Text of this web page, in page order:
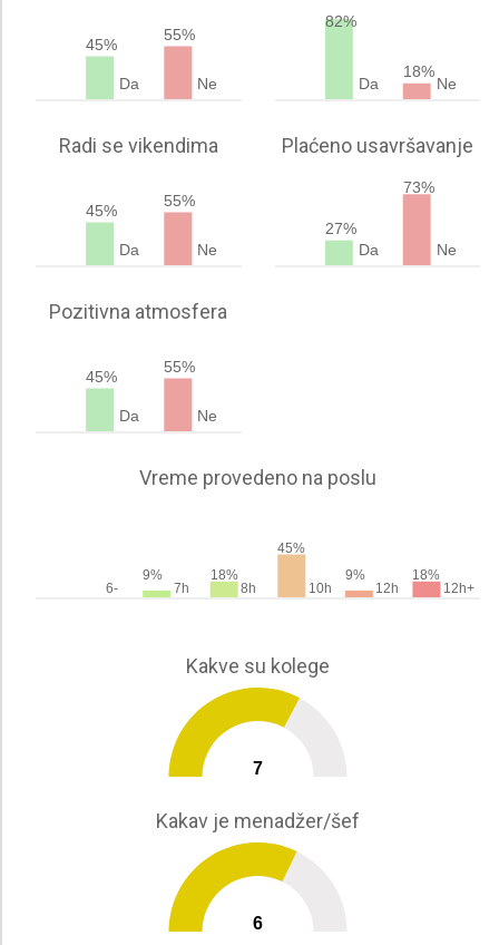
45%
Da
55%
Ne
82%
Da
18%
Ne
Radi se vikendima
45%
Da
55%
Ne
Plaćeno usavršavanje
27%
Da
73%
Ne
Pozitivna atmosfera
45%
Da
55%
Ne
Vreme provedeno na poslu
6-
9%
7h
18%
8h
45%
10h
9%
12h
18%
12h+
Kakve su kolege
7
Kakav je menadžer/šef
6